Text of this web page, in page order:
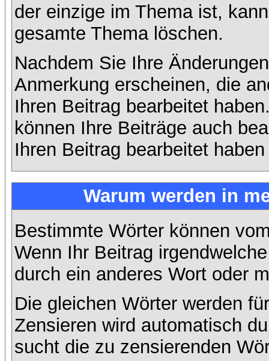
der einzige im Thema ist,
gesamte Thema löschen.
Nachdem Sie Ihre
Anmerkung erscheinen, die
Ihren Beitrag bearbeitet
können Ihre Beiträge auch
Ihren Beitrag bearbeitet
Warum werden in
Bestimmte Wörter können
Wenn Ihr Beitrag
durch ein anderes Wort oder
Die gleichen Wörter werden
Zensieren wird automatisch
sucht die zu zensierenden